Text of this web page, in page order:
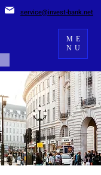
service@invest-bank.net
ME
NU